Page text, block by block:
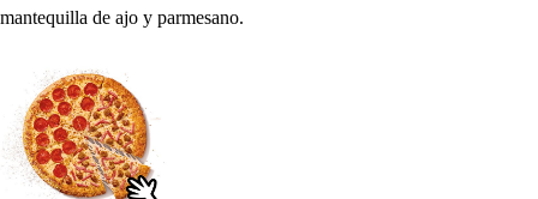
mantequilla de ajo y parmesano.